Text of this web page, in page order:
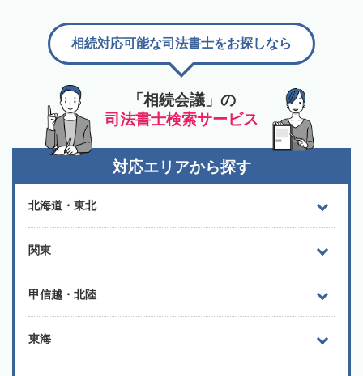
「相続会議」の
司法書士検索サービス
相続対応可能な司法書士をお探しなら
対応エリアから探す
北海道・東北
関東
甲信越・北陸
東海